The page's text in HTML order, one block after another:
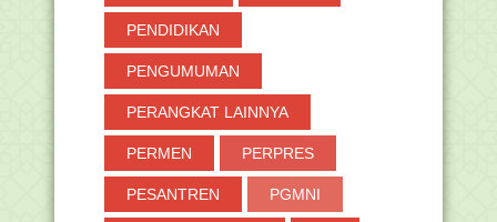
PENDIDIKAN
PENGUMUMAN
PERANGKAT LAINNYA
PERMEN PERPRES
PESANTREN PGMNI